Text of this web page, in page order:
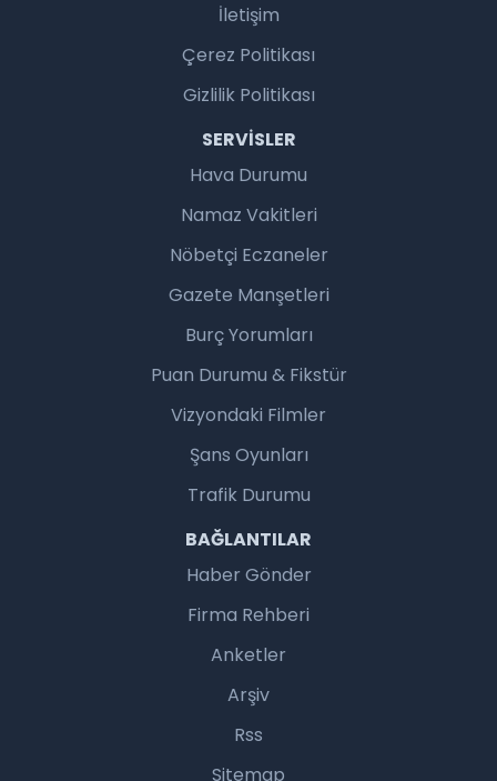
İletişim
Çerez Politikası
Gizlilik Politikası
SERVISLER
Hava Durumu
Namaz Vakitleri
Nöbetçi Eczaneler
Gazete Manşetleri
Burç Yorumları
Puan Durumu & Fikstür
Vizyondaki Filmler
Şans Oyunları
Trafik Durumu
BAĞLANTILAR
Haber Gönder
Firma Rehberi
Anketler
Arşiv
Rss
Sitemap